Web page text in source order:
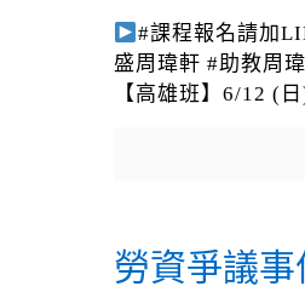
#課程報名請加
盛周瑋軒 #助教周
【高雄班】6/12 (
勞資爭議